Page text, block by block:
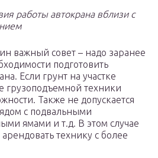
работы автокрана вблизи с
важный совет – надо заранее
подготовить
Если грунт на участке
грузоподъемной техники
Также не допускается
с подвальными
ямами и т.д. В этом случае
технику с более